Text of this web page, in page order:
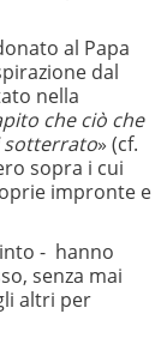
al Papa
dal
nella
che ciò che
sotterrato» (cf.
sopra i cui
impronte e
- hanno
senza mai
altri per